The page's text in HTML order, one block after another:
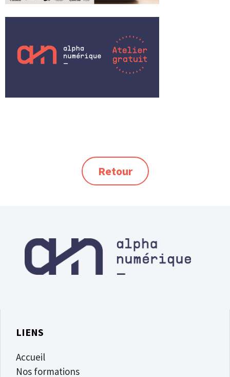
Retour
LIENS
Accueil
Nos formations